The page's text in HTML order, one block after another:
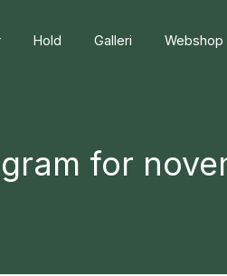
Hold Galleri Webshop
for